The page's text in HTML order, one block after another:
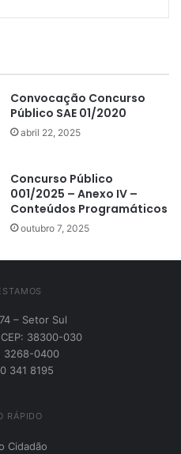
Convocação Concurso
Público SAE 01/2020
abril 22, 2025
Concurso Público
001/2025 – Anexo IV –
Conteúdos Programáticos
outubro 7, 2025
– Setor Sul
38300-030
3268-0400
341 8195
RÁPIDO
Cidadão